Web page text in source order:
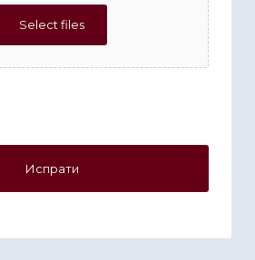
Select files